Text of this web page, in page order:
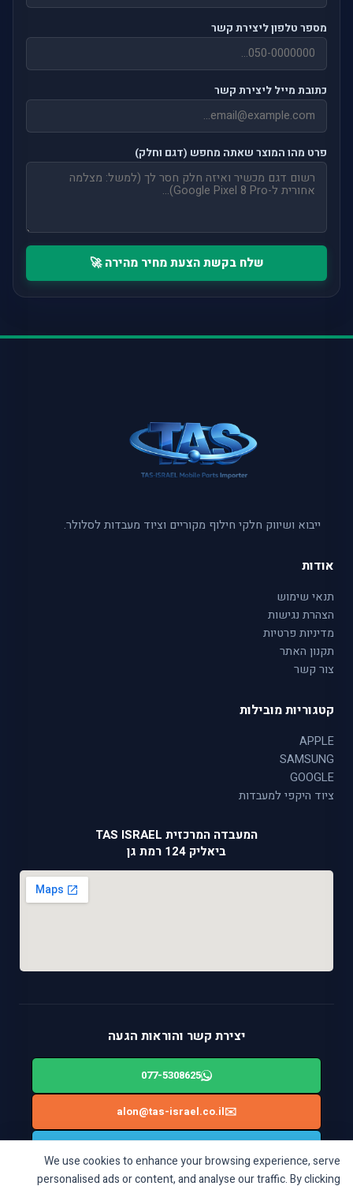
We use cookies to enhance your browsing experience, serve
personalised ads or content, and analyse our traffic. By clicking
מספר טלפון ליצירת קשר
כתובת מייל ליצירת קשר
פרט מהו המוצר שאתה מחפש (דגם וחלק)
שלח בקשת הצעת מחיר מהירה 🚀
ייבוא ושיווק חלקי חילוף מקוריים וציוד מעבדות לסלולר.
אודות
תנאי שימוש
הצהרת נגישות
מדיניות פרטיות
תקנון האתר
צור קשר
קטגוריות מובילות
APPLE
SAMSUNG
GOOGLE
ציוד היקפי למעבדות
המעבדה המרכזית TAS ISRAEL
ביאליק 124 רמת גן
יצירת קשר והוראות הגעה
077-5308625
✉️
alon@tas-israel.co.il